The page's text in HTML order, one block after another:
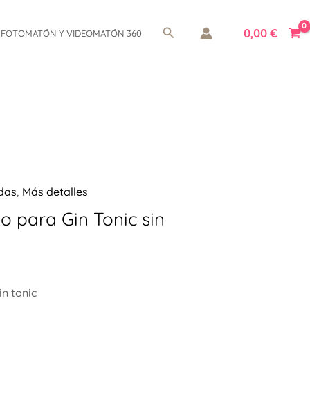
FOTOMATÓN Y VIDEOMATÓN 360 Buscar 0,00 €
, Más detalles
para Gin Tonic sin
tonic